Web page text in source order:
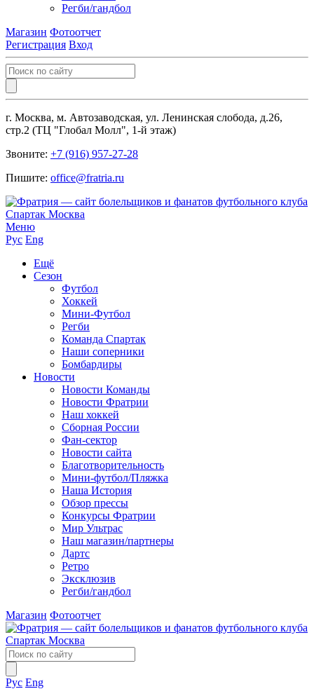
Регби/гандбол
Магазин Фотоотчет
Регистрация Вход
г. Москва, м. Автозаводская, ул. Ленинская слобода, д.26,
стр.2 (ТЦ "Глобал Молл", 1-й этаж)
Звоните: +7 (916) 957-27-28
Пишите: office@fratria.ru
Меню
Рус Eng
Ещё
Сезон
Футбол
Хоккей
Мини-Футбол
Регби
Команда Спартак
Наши соперники
Бомбардиры
Новости
Новости Команды
Новости Фратрии
Наш хоккей
Сборная России
Фан-cектор
Новости сайта
Благотворительность
Мини-футбол/Пляжка
Наша История
Обзор прессы
Конкурсы Фратрии
Мир Ультрас
Наш магазин/партнеры
Дартс
Ретро
Эксклюзив
Регби/гандбол
Магазин Фотоотчет
Рус Eng